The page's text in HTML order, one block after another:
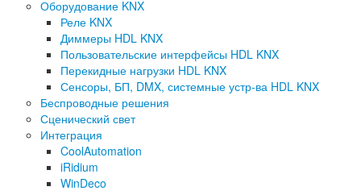
Оборудование KNX
Реле KNX
Диммеры HDL KNX
Пользовательские интерфейсы HDL KNX
Перекидные нагрузки HDL KNX
Сенсоры, БП, DMX, системные устр-ва HDL KNX
Беспроводные решения
Сценический свет
Интеграция
CoolAutomation
iRidium
WinDeco